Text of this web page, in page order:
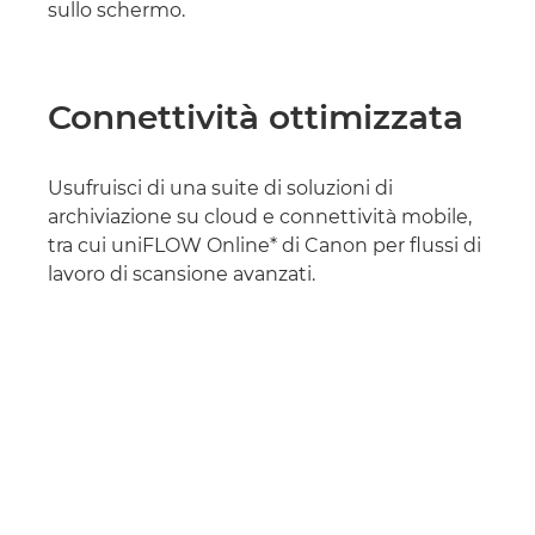
sullo schermo.
Connettività ottimizzata
Usufruisci di una suite di soluzioni di
archiviazione su cloud e connettività mobile,
tra cui uniFLOW Online* di Canon per flussi di
lavoro di scansione avanzati.